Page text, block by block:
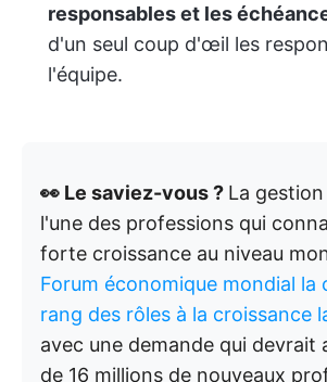
responsables et les
d'un seul coup d'œil les
l'équipe.
👀 Le saviez-vous ? La
l'une des professions qui
forte croissance au niveau
Forum économique mondial la
rang des rôles à la croissance
avec une demande qui devrait
de 16 millions de nouveaux